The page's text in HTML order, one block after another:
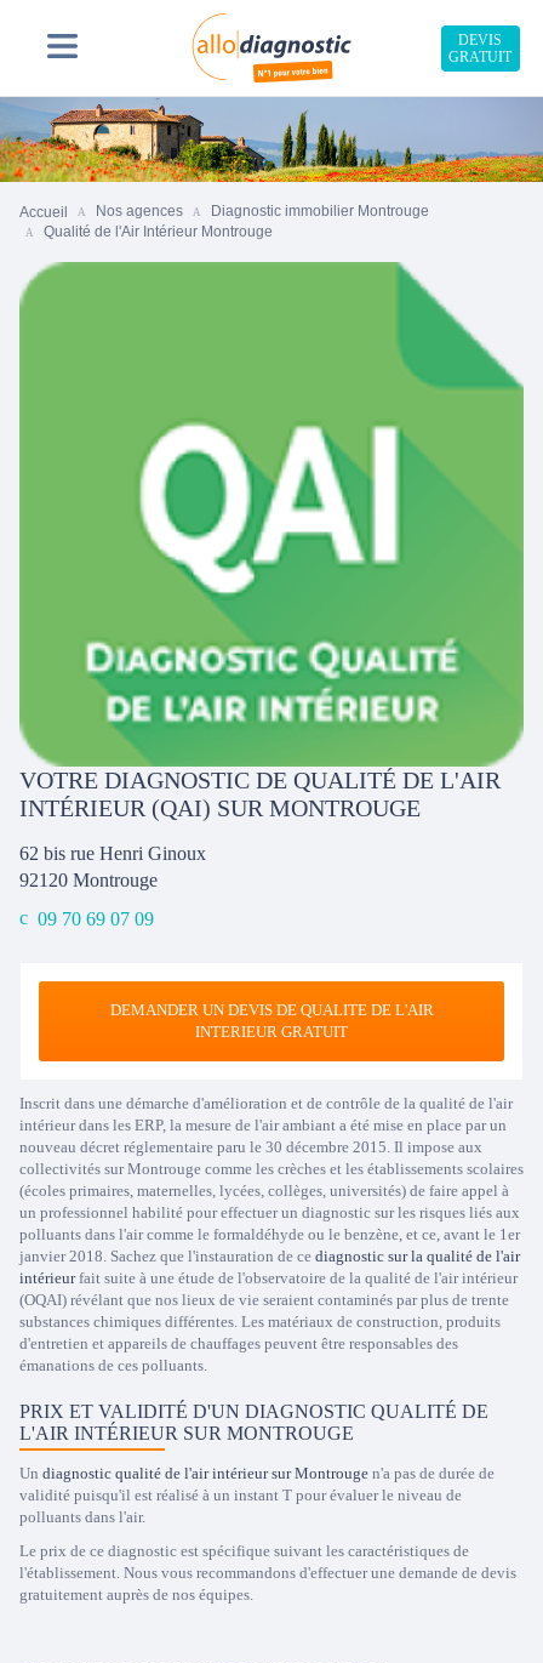
DEVIS
GRATUIT
Accueil Nos agences
Diagnostic immobilier Montrouge
Qualité de l'Air Intérieur Montrouge
VOTRE DIAGNOSTIC DE QUALITÉ DE L'AIR
INTÉRIEUR (QAI) SUR MONTROUGE
62 bis rue Henri Ginoux
92120 Montrouge
09 70 69 07 09
DEMANDER UN DEVIS DE QUALITE DE L'AIR
INTERIEUR GRATUIT
Inscrit dans une démarche d'amélioration et de contrôle de la qualité de l'air
intérieur dans les ERP, la mesure de l'air ambiant a été mise en place par un
nouveau décret réglementaire paru le 30 décembre 2015. Il impose aux
collectivités sur Montrouge comme les crèches et les établissements scolaires
(écoles primaires, maternelles, lycées, collèges, universités) de faire appel à
un professionnel habilité pour effectuer un diagnostic sur les risques liés aux
polluants dans l'air comme le formaldéhyde ou le benzène, et ce, avant le 1er
janvier 2018. Sachez que l'instauration de ce diagnostic sur la qualité de l'air
intérieurfait suite à une étude de l'observatoire de la qualité de l'air intérieur
(OQAI) révélant que nos lieux de vie seraient contaminés par plus de trente
substances chimiques différentes. Les matériaux de construction, produits
d'entretien et appareils de chauffages peuvent être responsables des
émanations de ces polluants.
PRIX ET VALIDITÉ D'UN DIAGNOSTIC QUALITÉ DE
L'AIR INTÉRIEUR SUR MONTROUGE
Un diagnostic qualité de l'air intérieur sur Montrouge n'a pas de durée de
validité puisqu'il est réalisé à un instant T pour évaluer le niveau de
polluants dans l'air.
Le prix de ce diagnostic est spécifique suivant les caractéristiques de
l'établissement. Nous vous recommandons d'effectuer une demande de devis
gratuitement auprès de nos équipes.